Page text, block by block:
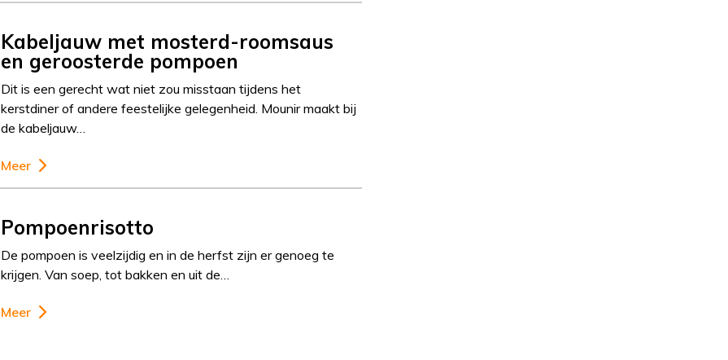
Kabeljauw met mosterd-roomsaus
en geroosterde pompoen
Dit is een gerecht wat niet zou misstaan tijdens het
kerstdiner of andere feestelijke gelegenheid. Mounir maakt bij
de kabeljauw…
Meer
Pompoenrisotto
De pompoen is veelzijdig en in de herfst zijn er genoeg te
krijgen. Van soep, tot bakken en uit de…
Meer